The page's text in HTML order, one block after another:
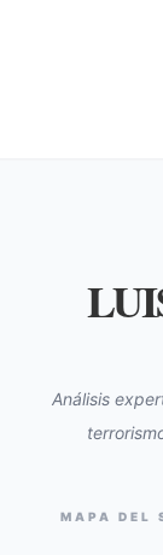
Análisis
MAPA DEL